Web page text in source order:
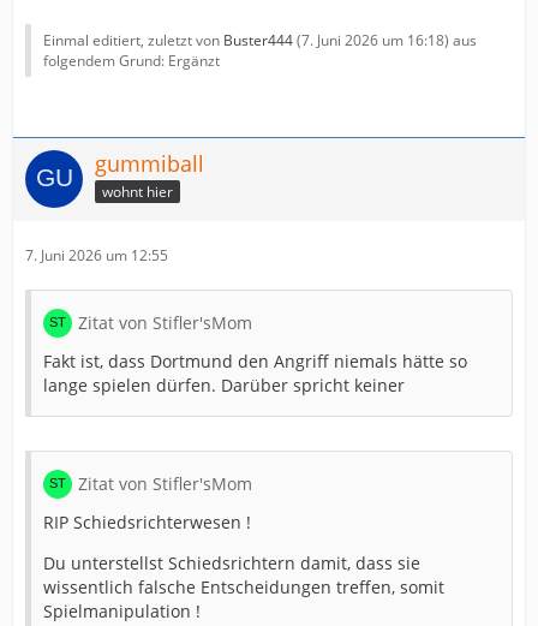
Einmal editiert, zuletzt von Buster444(7. Juni 2026 um 16:18) aus
folgendem Grund: Ergänzt
gummiball
wohnt hier
7. Juni 2026 um 12:55
Zitat von Stifler'sMom
Fakt ist, dass Dortmund den Angriff niemals hätte so
lange spielen dürfen. Darüber spricht keiner
Zitat von Stifler'sMom
RIP Schiedsrichterwesen !
Du unterstellst Schiedsrichtern damit, dass sie
wissentlich falsche Entscheidungen treffen, somit
Spielmanipulation !